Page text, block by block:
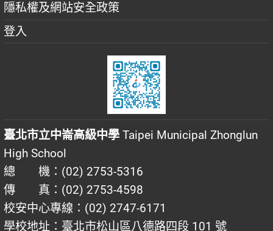
隱私權及網站安全政策
登入
臺北市立中崙高級中學 Taipei Municipal Zhonglun
High School
總 機：(02) 2753-5316
傳 真：(02) 2753-4598
校安中心專線：(02) 2747-6171
學校地址：臺北市松山區八德路四段 101 號